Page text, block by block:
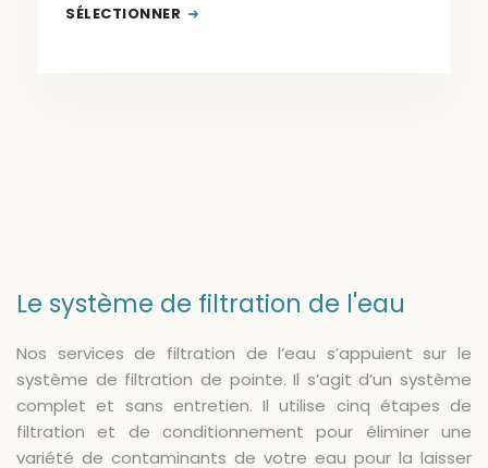
SÉLECTIONNER
Le système de filtration de l'eau
Nos services de filtration de l’eau s’appuient sur le
système de filtration de pointe. Il s’agit d’un système
complet et sans entretien. Il utilise cinq étapes de
filtration et de conditionnement pour éliminer une
variété de contaminants de votre eau pour la laisser